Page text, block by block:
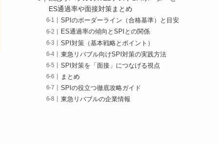
ES通過率や面接対策まとめ
SPIのボーダーライン（合格基準）と目安
ES通過率の傾向とSPIとの関係
SPI対策（基本戦略とポイント）
東急リバブル向けSPI対策の実践方法
SPI対策を「面接」につなげる視点
まとめ
SPIの役立つ徹底攻略ガイド
東急リバブルの企業情報